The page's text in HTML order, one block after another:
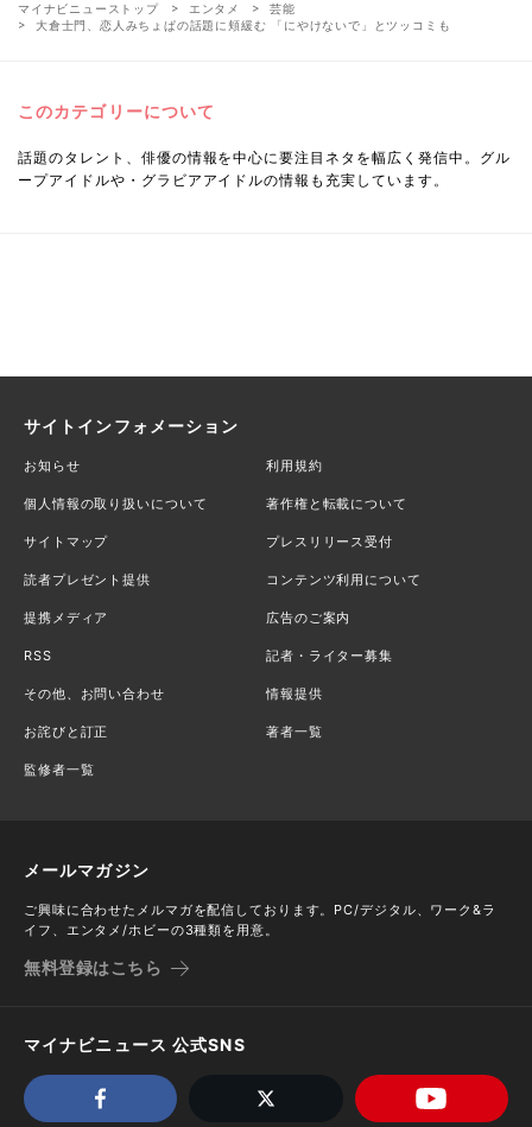
マイナビニューストップ エンタメ
芸能
大倉士門、恋人みちょぱの話題に頬緩む 「にやけないで」とツッコミも
このカテゴリーについて
話題のタレント、俳優の情報を中心に要注目ネタを幅広く発信中。グル
ープアイドルや・グラビアアイドルの情報も充実しています。
サイトインフォメーション
お知らせ 利用規約
個人情報の取り扱いについて 著作権と転載について
サイトマップ プレスリリース受付
読者プレゼント提供 コンテンツ利用について
提携メディア 広告のご案内
RSS 記者・ライター募集
その他、お問い合わせ 情報提供
お詫びと訂正 著者一覧
監修者一覧
メールマガジン
ご興味に合わせたメルマガを配信しております。PC/デジタル、ワーク&ラ
イフ、エンタメ/ホビーの3種類を用意。
無料登録はこちら
マイナビニュース 公式SNS